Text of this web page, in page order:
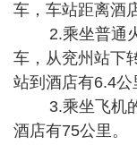
车，车站距离酒
2.乘坐普通
车，从兖州站下
站到酒店有6.4公
3.乘坐飞机
酒店有75公里。